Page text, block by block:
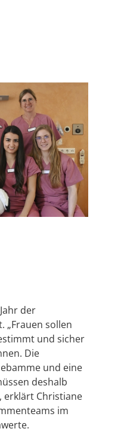
der
„Frauen sollen
und sicher
Die
und eine
deshalb
erklärt Christiane
im